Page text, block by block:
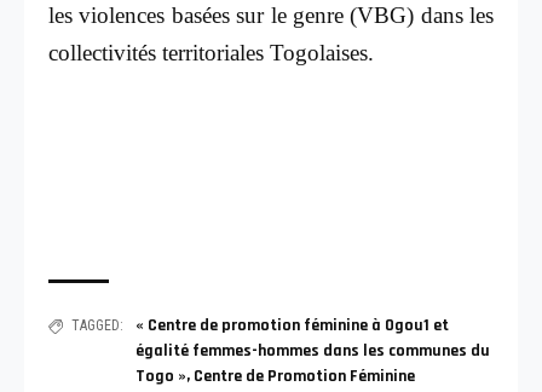
les violences basées sur le genre (VBG) dans les
collectivités territoriales Togolaises.
TAGGED:
« Centre de promotion féminine à Ogou1 et
égalité femmes-hommes dans les communes du
Togo », Centre de Promotion Féminine